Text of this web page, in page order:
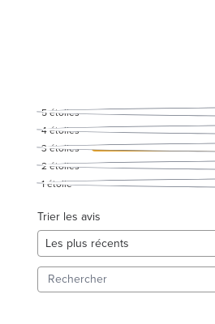
5étoiles
4étoiles
3 étoiles
2étoiles
1étoile
Trier les avis